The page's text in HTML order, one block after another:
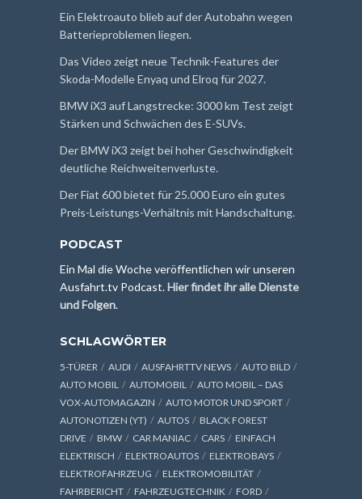
Ein Elektroauto blieb auf der Autobahn wegen
Batterieproblemen liegen.
Das Video zeigt neue Technik-Features der
Skoda-Modelle Enyaq und Elroq für 2027.
BMW iX3 auf Langstrecke: 3000 km Test zeigt
Stärken und Schwächen des E-SUVs.
Der BMW iX3 zeigt bei hoher Geschwindigkeit
deutliche Reichweitenverluste.
Der Fiat 600 bietet für 25.000 Euro ein gutes
Preis-Leistungs-Verhältnis mit Handschaltung.
PODCAST
Ein Mal die Woche veröffentlichen wir unseren
Ausfahrt.tv Podcast.Hier findet ihr alle Dienste
und Folgen.
SCHLAGWÖRTER
5-TÜRER AUDI AUSFAHRTTV NEWS
AUTO BILD
AUTO MOBIL
AUTOMOBIL
AUTO MOBIL – DAS
VOX-AUTOMAGAZIN
AUTO MOTOR UND SPORT
AUTONOTIZEN (YT)
AUTOS
BLACK FOREST
DRIVE
BMW CAR MANIAC CARS
EINFACH
ELEKTRISCH
ELEKTROAUTOS
ELEKTROBAYS
ELEKTROFAHRZEUG
ELEKTROMOBILITÄT
FAHRBERICHT
FAHRZEUGTECHNIK
FORD